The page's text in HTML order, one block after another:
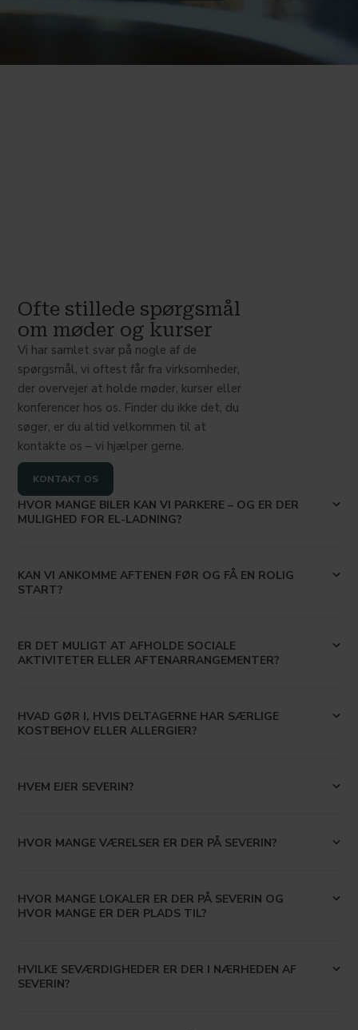
Ofte stillede spørgsmål
om møder og kurser
Vi har samlet svar på nogle af de
spørgsmål, vi oftest får fra virksomheder,
der overvejer at holde møder, kurser eller
konferencer hos os. Finder du ikke det, du
søger, er du altid velkommen til at
kontakte os – vi hjælper gerne.
KONTAKT OS
HVOR MANGE BILER KAN VI PARKERE – OG ER DER
MULIGHED FOR EL-LADNING?
KAN VI ANKOMME AFTENEN FØR OG FÅ EN ROLIG
START?
ER DET MULIGT AT AFHOLDE SOCIALE
AKTIVITETER ELLER AFTENARRANGEMENTER?
HVAD GØR I, HVIS DELTAGERNE HAR SÆRLIGE
KOSTBEHOV ELLER ALLERGIER?
HVEM EJER SEVERIN?
HVOR MANGE VÆRELSER ER DER PÅ SEVERIN?
HVOR MANGE LOKALER ER DER PÅ SEVERIN OG
HVOR MANGE ER DER PLADS TIL?
HVILKE SEVÆRDIGHEDER ER DER I NÆRHEDEN AF
SEVERIN?